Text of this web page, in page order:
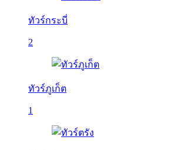
ทัวร์กระบี่
2
ทัวร์ภูเก็ต
1